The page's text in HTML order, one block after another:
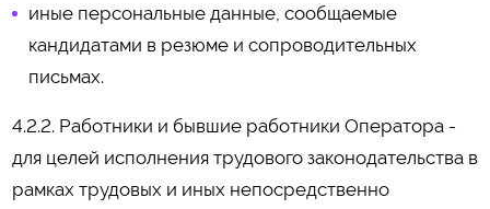
иные персональные данные, сообщаемые
кандидатами в резюме и сопроводительных
письмах.
4.2.2. Работники и бывшие работники Оператора -
для целей исполнения трудового законодательства в
рамках трудовых и иных непосредственно